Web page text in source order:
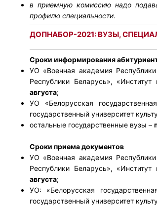
в приемную комиссию надо
профилю специальности.
ДОПНАБОР-2021: ВУЗЫ,
Сроки информирования
УО «Военная академия
Республики Беларусь»,
августа;
УО «Белорусская
государственный университет
остальные государственные вузы –
Сроки приема документов
УО «Военная академия
Республики Беларусь»,
августа;
УО: «Белорусская
государственный университет